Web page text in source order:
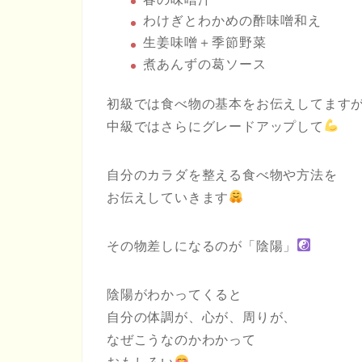
わけぎとわかめの酢味噌和え
生姜味噌＋季節野菜
煮あんずの葛ソース
初級では食べ物の基本をお伝えしてます
中級ではさらにグレードアップして
自分のカラダを整える食べ物や方法を
お伝えしていきます
その物差しになるのが「陰陽」
陰陽がわかってくると
自分の体調が、心が、周りが、
なぜこうなのかわかって